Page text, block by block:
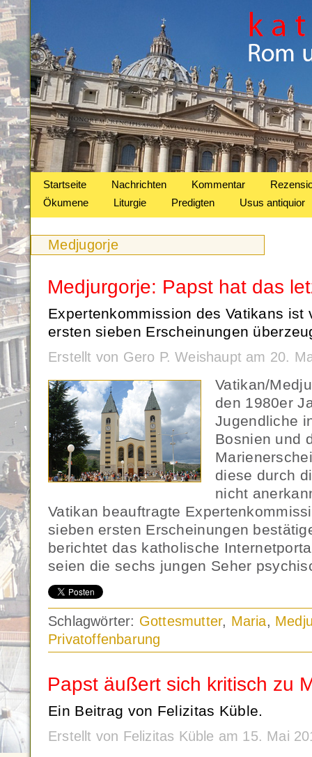
Startseite Nachrichten Kommentar
Ökumene
Liturgie Predigten Usus antiquior
Medjugorje
Medjurgorje: Papst hat das
Expertenkommission des Vatikans ist
ersten sieben Erscheinungen
Erstellt von Gero P. Weishaupt am 20.
Vatikan/
den 1980er
Jugendliche
Bosnien und
diese durch
nicht
Vatikan beauftragte
sieben ersten Erscheinungen
berichtet das katholische
seien die sechs jungen Seher
Schlagwörter: Gottesmutter, Maria,
Privatoffenbarung
Papst äußert sich kritisch zu
Ein Beitrag von Felizitas Küble.
Erstellt von Felizitas Küble am 15. Mai